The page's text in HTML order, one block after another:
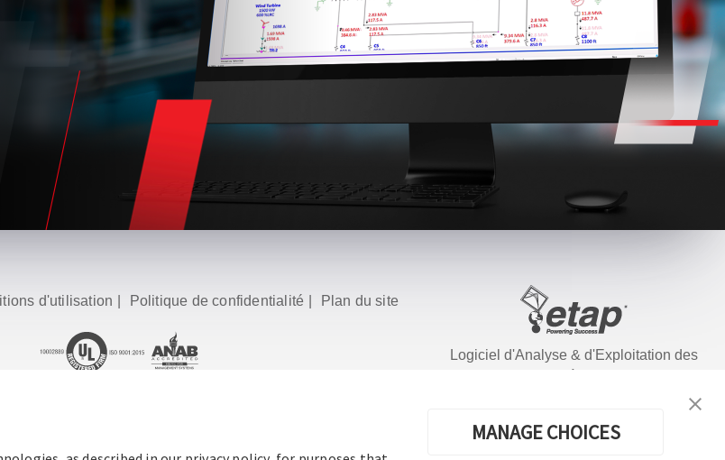
MANAGE CHOICES
d'utilisation Politique de confidentialité Plan du site
Operation Technology, Inc.
Logiciel d'Analyse & d'Exploitation des